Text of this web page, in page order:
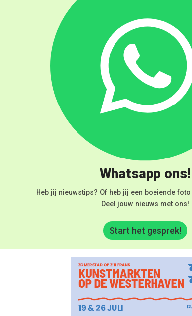
Whatsapp ons!
Heb jij nieuwstips? Of heb jij een boeiende
Deel jouw nieuws met ons!
Start het gesprek!